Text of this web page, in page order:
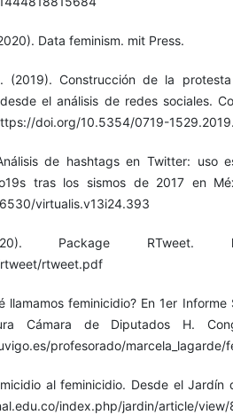
Data feminism. mit Press.
(2019). Construcción de la
el análisis de redes sociales.
doi.org/10.5354/0719-
de hashtags en Twitter: uso
tras los sismos de 2017 en
virtualis.v13i24.393
Package RTweet.
rtweet.pdf
llamamos feminicidio? En 1er Informe
Cámara de Diputados H.
profesorado/marcela_lagarde/
al feminicidio. Desde el Jardín
index.php/jardin/article/